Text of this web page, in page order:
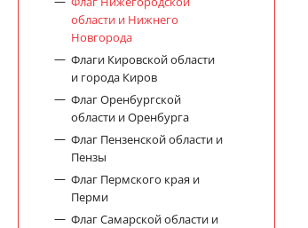
области и Нижнего
Новгорода
Флаги Кировской области
и города Киров
Флаг Оренбургской
области и Оренбурга
Флаг Пензенской области и
Пензы
Флаг Пермского края и
Перми
Флаг Самарской области и